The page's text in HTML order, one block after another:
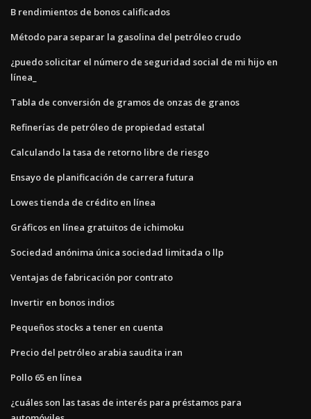
B rendimientos de bonos calificados
Método para separar la gasolina del petróleo crudo
¿puedo solicitar el número de seguridad social de mi hijo en
línea_
Tabla de conversión de gramos de onzas de granos
Refinerías de petróleo de propiedad estatal
Calculando la tasa de retorno libre de riesgo
Ensayo de planificación de carrera futura
Lowes tienda de crédito en línea
Gráficos en línea gratuitos de ichimoku
Sociedad anónima única sociedad limitada o llp
Ventajas de fabricación por contrato
Invertir en bonos indios
Pequeños stocks a tener en cuenta
Precio del petróleo arabia saudita iran
Pollo 65 en línea
¿cuáles son las tasas de interés para préstamos para